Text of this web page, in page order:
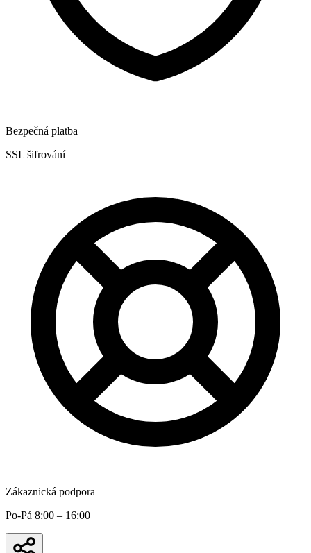
Bezpečná platba
SSL šifrování
Zákaznická podpora
Po-Pá 8:00 – 16:00